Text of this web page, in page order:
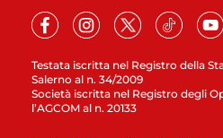
Testata iscritta nel Registro della
Salerno al n. 34/2009
Società iscritta nel Registro degli
l’AGCOM al n. 20133